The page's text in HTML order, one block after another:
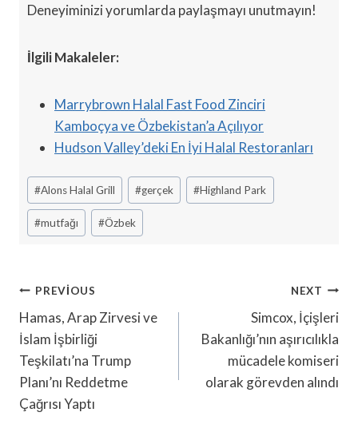
Deneyiminizi yorumlarda paylaşmayı unutmayın!
İlgili Makaleler:
Marrybrown Halal Fast Food Zinciri
Kamboçya ve Özbekistan’a Açılıyor
Hudson Valley’deki En İyi Halal Restoranları
Post
Tags:
#Alons Halal Grill #gerçek #Highland Park
#mutfağı #Özbek
Yazı
Gezinmesi
PREVIOUS
Hamas, Arap Zirvesi ve
İslam İşbirliği
Teşkilatı’na Trump
Planı’nı Reddetme
Çağrısı Yaptı
NEXT
Simcox, İçişleri
Bakanlığı’nın aşırıcılıkla
mücadele komiseri
olarak görevden alındı